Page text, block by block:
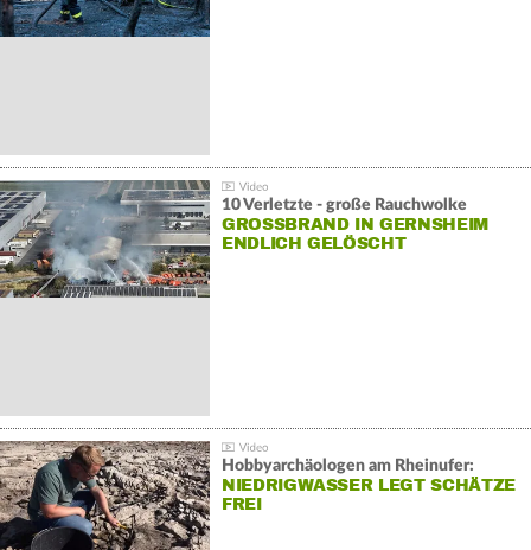
10 Verletzte - große Rauchwolke
GROSSBRAND IN GERNSHEIM E
NDLICH GELÖSCHT
Hobbyarchäologen am Rheinufer:
NIEDRIGWASSER LEGT SCHÄTZE
FREI